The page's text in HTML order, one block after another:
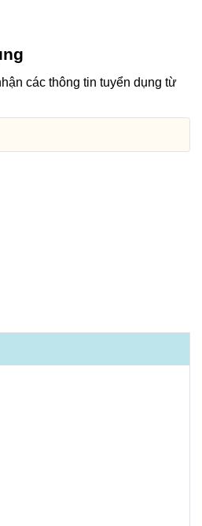
các thông tin tuyển dụng từ